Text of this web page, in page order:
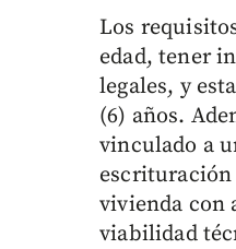
Los
edad, tener
legales, y
(6) años.
vinculado a
escrituración
vivienda con
viabilidad